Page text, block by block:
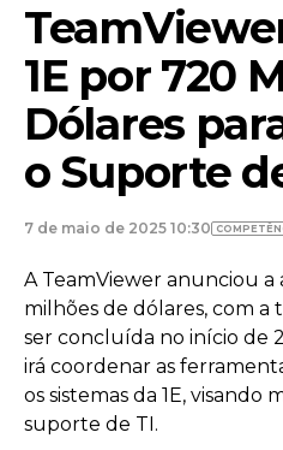
1E por 720
Dólares
o Suporte
7 de maio de 2025 10:30
A TeamViewer anunciou a
milhões de dólares, com a
ser concluída no início de
irá coordenar as
os sistemas da 1E, visando
suporte de TI.